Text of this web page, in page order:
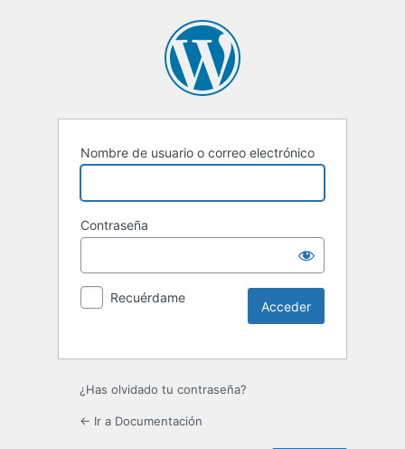
Nombre de usuario o correo electrónico
Contraseña
Recuérdame
¿Has olvidado tu contraseña?
← Ir a Documentación